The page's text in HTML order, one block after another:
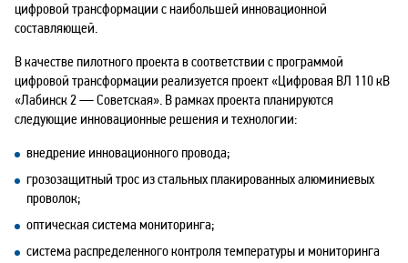
цифровой трансформации с наибольшей инновационной
составляющей.
В качестве пилотного проекта в соответствии с программой
цифровой трансформации реализуется проект «Цифровая ВЛ 110 кВ
«Лабинск 2 — Советская». В рамках проекта планируются
следующие инновационные решения и технологии:
внедрение инновационного провода;
грозозащитный трос из стальных плакированных алюминиевых
проволок;
оптическая система мониторинга;
система распределенного контроля температуры и мониторинга